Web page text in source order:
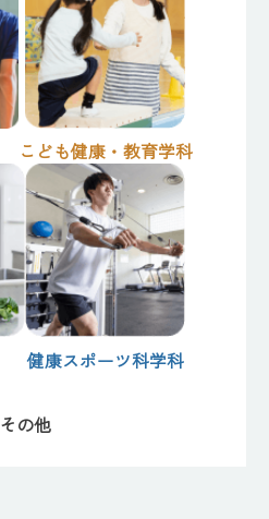
こども健康・教育学科
健康スポーツ科学科
その他